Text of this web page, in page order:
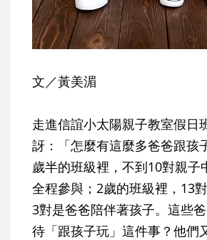
文／黃美湄
走進信誼小太陽親子教室假日
訝：「怎麼有這麼多爸爸跟孩
歲半的班級裡，不到10對親子
全程參與；2歲的班級裡，13
3對是爸爸陪伴著孩子。這些
待「跟孩子玩」這件事？他們